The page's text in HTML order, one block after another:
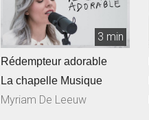
3 min
Rédempteur adorable
La chapelle Musique
Myriam De Leeuw